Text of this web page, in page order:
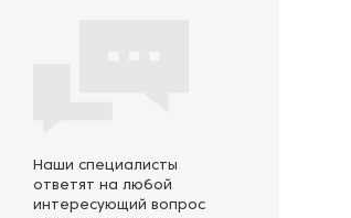
Наши специалисты
ответят на любой
интересующий вопрос